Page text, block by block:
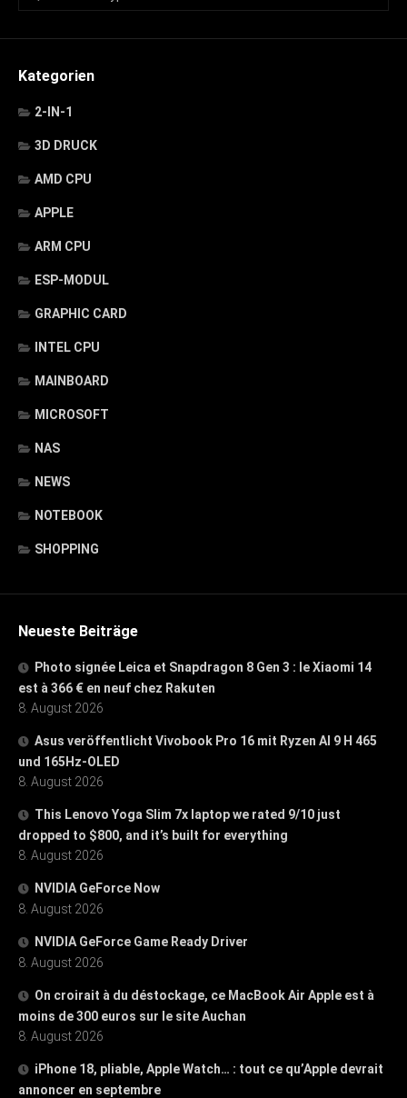
Kategorien
2-IN-1
3D DRUCK
AMD CPU
APPLE
ARM CPU
ESP-MODUL
GRAPHIC CARD
INTEL CPU
MAINBOARD
MICROSOFT
NAS
NEWS
NOTEBOOK
SHOPPING
Neueste Beiträge
Photo signée Leica et Snapdragon 8 Gen 3 : le Xiaomi 14
est à 366 € en neuf chez Rakuten
8. August 2026
Asus veröffentlicht Vivobook Pro 16 mit Ryzen AI 9 H 465
und 165Hz-OLED
8. August 2026
This Lenovo Yoga Slim 7x laptop we rated 9/10 just
dropped to $800, and it’s built for everything
8. August 2026
NVIDIA GeForce Now
8. August 2026
NVIDIA GeForce Game Ready Driver
8. August 2026
On croirait à du déstockage, ce MacBook Air Apple est à
moins de 300 euros sur le site Auchan
8. August 2026
iPhone 18, pliable, Apple Watch… : tout ce qu’Apple devrait
annoncer en septembre